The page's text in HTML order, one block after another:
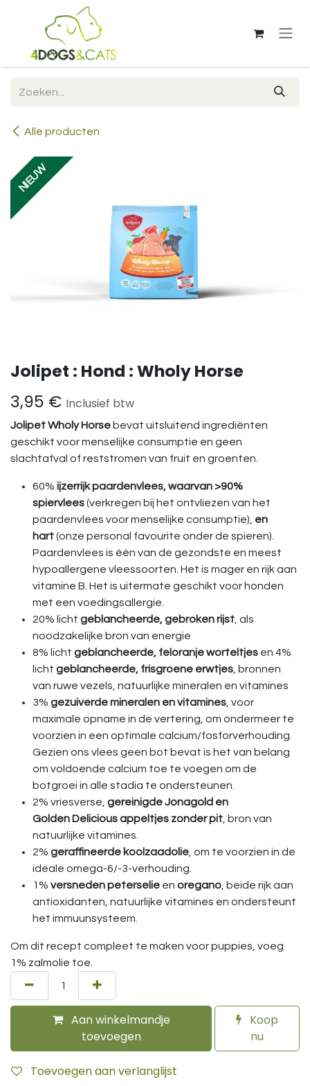
Overslaan naar inhoud
Alle producten
NIEUW
Jolipet : Hond : Wholy Horse
3,95 € Inclusief btw
Jolipet Wholy Horse bevat uitsluitend ingrediënten
geschikt voor menselijke consumptie en geen
slachtafval of reststromen van fruit en groenten.
60% ijzerrijk paardenvlees, waarvan >90%
spiervlees(verkregen bij het ontvliezen van het
paardenvlees voor menselijke consumptie), en
hart(onze personal favourite onder de spieren).
Paardenvlees is één van de gezondste en meest
hypoallergene vleessoorten. Het is mager en rijk aan
vitamine B. Het is uitermate geschikt voor honden
met een voedingsallergie.
20% licht geblancheerde, gebroken rijst , als
noodzakelijke bron van energie
8% licht geblancheerde, feloranje worteltjes en 4%
licht geblancheerde, frisgroene erwtjes , bronnen
van ruwe vezels, natuurlijke mineralen en vitamines
3% gezuiverde mineralen en vitamines , voor
maximale opname in de vertering, om ondermeer te
voorzien in een optimale calcium/fosforverhouding.
Gezien ons vlees geen bot bevat is het van belang
om voldoende calcium toe te voegen om de
botgroei in alle stadia te ondersteunen.
2% vriesverse, gereinigde Jonagold en
Golden Delicious appeltjes zonder pit , bron van
natuurlijke vitamines.
2% geraffineerde koolzaadolie , om te voorzien in de
ideale omega-6/-3-verhouding.
1% versnedenpeterselie en oregano , beide rijk aan
antioxidanten, natuurlijke vitamines en ondersteunt
het immuunsysteem.
Om dit recept compleet te maken voor puppies, voeg
1% zalmolie toe.
Aan winkelmandje
toevoegen
Koop
nu
Toevoegen aan verlanglijst